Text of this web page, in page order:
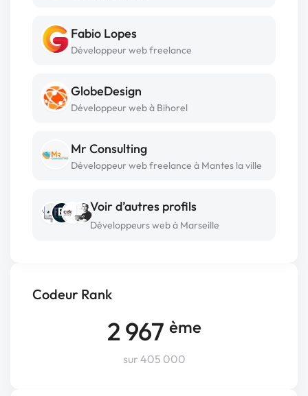
Codeur Rank
2 967 ème
sur 405 000
Fabio Lopes
Développeur web freelance
GlobeDesign
Développeur web à Bihorel
Mr Consulting
Développeur web freelance à Mantes la ville
Voir d’autres profils
Développeurs web à Marseille